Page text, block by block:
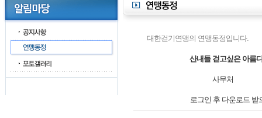
대한걷기연맹의 연맹동정입니다.
산내들 걷고싶은 아름
사무처
로그인 후 다운로드 받